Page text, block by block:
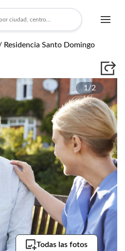
Residencia Santo Domingo
1/2
Todas las fotos